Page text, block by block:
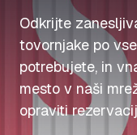
Odkrijte
tovornjake po
potrebujete, in
mesto v naši
opraviti